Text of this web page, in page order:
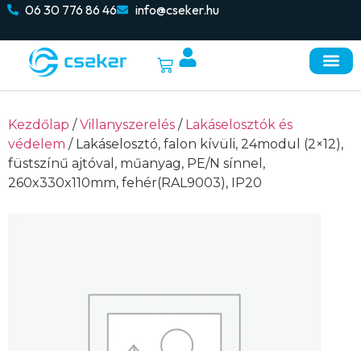
06 30 776 86 46 info@cseker.hu
Kezdőlap /Villanyszerelés / Lakáselosztók és
védelem / Lakáselosztó, falon kívüli, 24modul (2×12),
füstszínű ajtóval, műanyag, PE/N sínnel,
260x330x110mm, fehér(RAL9003), IP20